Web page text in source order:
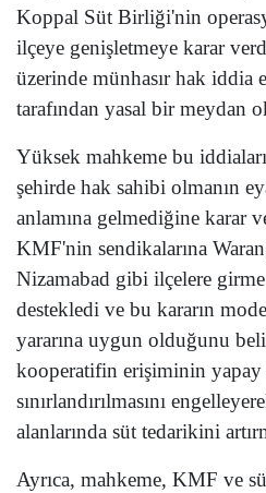
Koppal Süt Birliği'nin
ilçeye genişletmeye karar
üzerinde münhasır hak iddia
tarafından yasal bir meydan
Yüksek mahkeme bu
şehirde hak sahibi olmanın
anlamına gelmediğine karar
KMF'nin sendikalarına
Nizamabad gibi ilçelere
destekledi ve bu kararın
yararına uygun olduğunu
kooperatifin erişiminin yapay
sınırlandırılmasını
alanlarında süt tedarikini
Ayrıca, mahkeme, KMF ve